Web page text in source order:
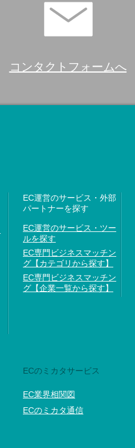
コンタクトフォームへ
EC運営のサービス・外部
パートナーを探す
EC運営のサービス・ツー
ルを探す
EC専門ビジネスマッチン
グ【カテゴリから探す】
EC専門ビジネスマッチン
グ【企業一覧から探す】
ECのミカタサービス
EC業界相関図
ECのミカタ通信